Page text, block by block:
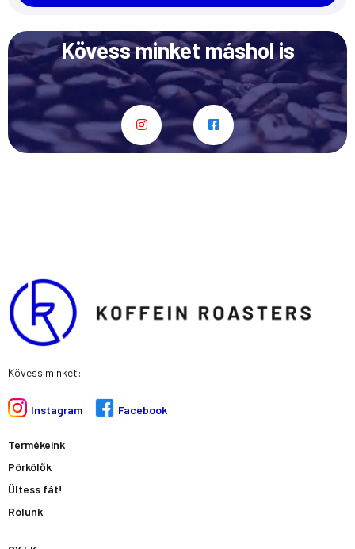
Kövess minket máshol is
I
n
t
a
e
u
Kövess minket:
Instagram Facebook
Termékeink
Pörkölők
Ültess fát!
Rólunk